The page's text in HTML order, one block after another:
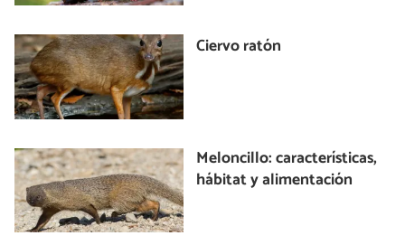
Ciervo ratón
Meloncillo: características,
hábitat y alimentación